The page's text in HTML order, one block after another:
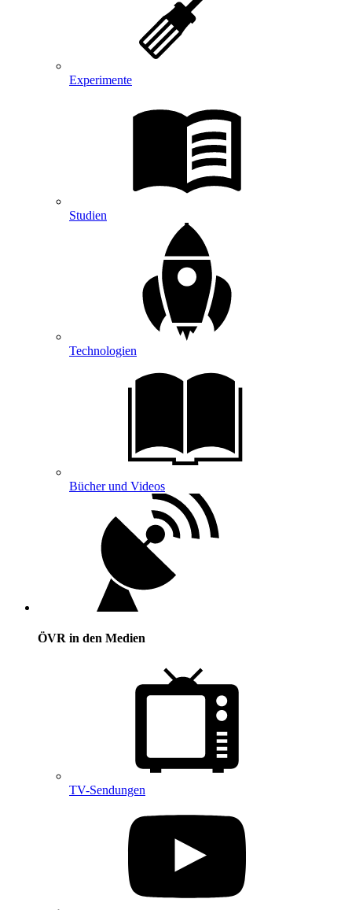
Experimente
Studien
Technologien
Bücher und Videos
ÖVR in den Medien
TV-Sendungen